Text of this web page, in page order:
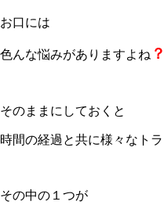
お口には
色んな悩みがありますよね ？
そのままにしておくと
時間の経過と共に様々なト
その中の１つが